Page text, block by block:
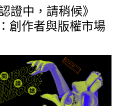
證中，請稍候》
創作者與版權市場